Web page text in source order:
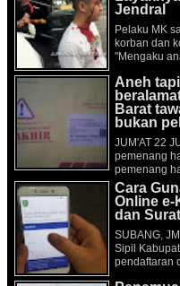
Jendral
Pelaku MK
korban dan
"Mengaku
Aneh
Barat
bukan
JUM'AT 22
pemenang
pemenang
Cara
Online e-
dan
SUBANG,
Sipil
pendaftaran